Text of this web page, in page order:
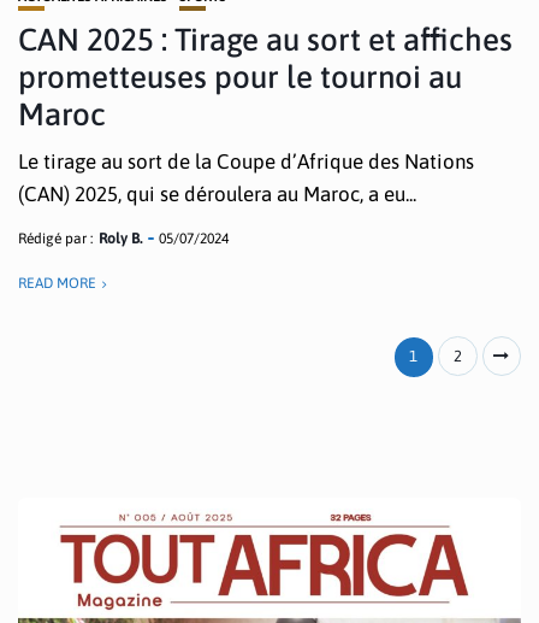
CAN 2025 : Tirage au sort et affiches
prometteuses pour le tournoi au
Maroc
Le tirage au sort de la Coupe d’Afrique des Nations
(CAN) 2025, qui se déroulera au Maroc, a eu...
Rédigé par : Roly B. 05/07/2024
READ MORE
1 2